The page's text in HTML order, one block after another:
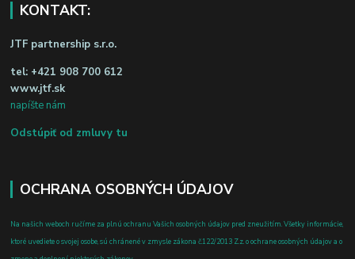
KONTAKT:
JTF partnership s.r.o.
tel: +421 908 700 612
www.jtf.sk
napíšte nám
Odstúpiť od zmluvy tu
OCHRANA OSOBNÝCH ÚDAJOV
Na našich weboch ručíme za plnú ochranu Vašich osobných údajov pred zneužitím. Všetky informácie,
ktoré uvediete o svojej osobe, sú chránené v zmysle zákona č.122/2013 Z.z. o ochrane osobných údajov a o